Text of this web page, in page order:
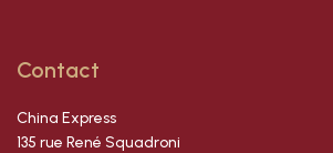
Contact
China Express
135 rue René Squadroni